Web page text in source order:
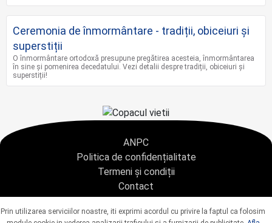
Ceremonia de înmormântare - tradiții, obiceiuri și
superstiții
O înmormântare ortodoxă presupune pregătirea acesteia, înmormântarea
în sine și pomenirea decedatului. Vezi detalii despre tradiții, obiceiuri și
superstiții!
ANPC
Politica de confidențialitate
Termeni și condiții
Contact
Copyright © 2021 - AGENTIA CONDOLEANTE.RO SRL - toate drepturile rezervate
J40/9967/2020 CUI: 42925428
Prin utilizarea serviciilor noastre, iti exprimi acordul cu privire la faptul ca folosim